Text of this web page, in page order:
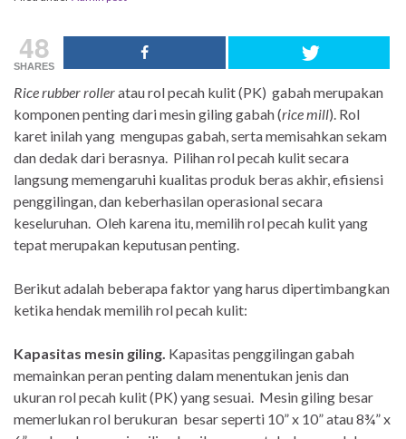
48
SHARES
Rice rubber rolleratau rol pecah kulit (PK) gabah merupakan
komponen penting dari mesin giling gabah (rice mill). ​​Rol
karet inilah yang mengupas gabah, serta memisahkan sekam
dan dedak dari berasnya. Pilihan rol pecah kulit secara
langsung memengaruhi kualitas produk beras akhir, efisiensi
penggilingan, dan keberhasilan operasional secara
keseluruhan. Oleh karena itu, memilih rol pecah kulit yang
tepat merupakan keputusan penting. ​​
Berikut adalah beberapa faktor yang harus dipertimbangkan
ketika hendak memilih rol pecah kulit:
Kapasitas mesin giling. Kapasitas penggilingan gabah
memainkan peran penting dalam menentukan jenis dan
ukuran rol pecah kulit (PK) yang sesuai. Mesin giling besar
memerlukan rol berukuran besar seperti 10” x 10” atau 8¾” x